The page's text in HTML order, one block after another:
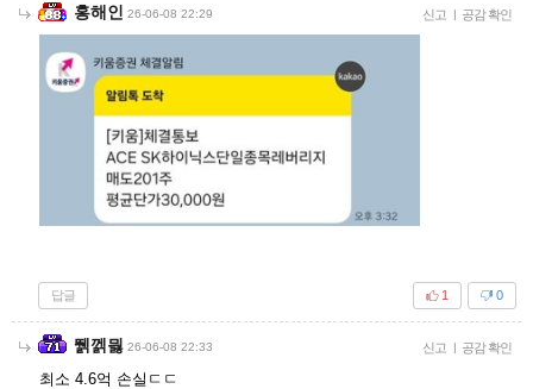
홍해인 26-06-08 22:29 신고 | 공감 확인
답글 0
1
뛝껡믫 26-06-08 22:33 신고 | 공감 확인
최소 4.6억 손실ㄷㄷ